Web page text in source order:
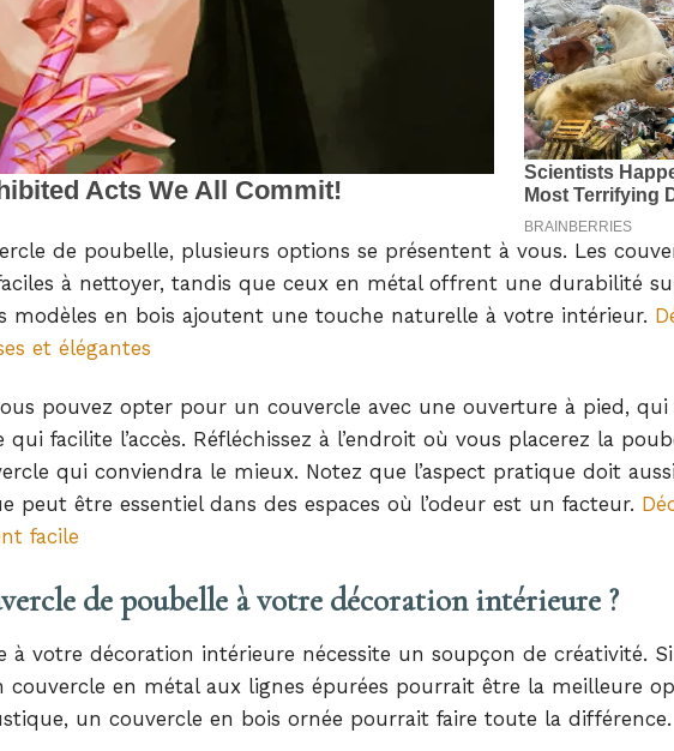
de poubelle, plusieurs options se présentent à vous. Les
à nettoyer, tandis que ceux en métal offrent une durabilité
modèles en bois ajoutent une touche naturelle à votre intérieur.
et élégantes
pouvez opter pour un couvercle avec une ouverture à pied, qui
facilite l’accès. Réfléchissez à l’endroit où vous placerez la
qui conviendra le mieux. Notez que l’aspect pratique doit
être essentiel dans des espaces où l’odeur est un facteur.
facile
de poubelle à votre décoration intérieure ?
votre décoration intérieure nécessite un soupçon de créativité.
en métal aux lignes épurées pourrait être la meilleure
un couvercle en bois ornée pourrait faire toute la différence.